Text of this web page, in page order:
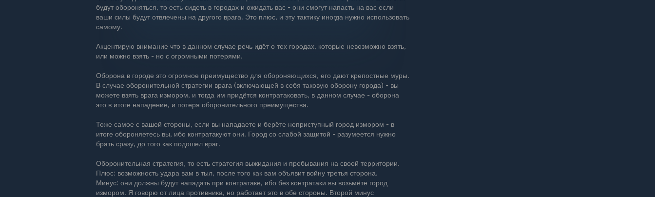
будут обороняться, то есть сидеть в городах и ожидать вас - они смогут напасть на вас если
ваши силы будут отвлечены на другого врага. Это плюс, и эту тактику иногда нужно использовать
самому.
Акцентирую внимание что в данном случае речь идёт о тех городах, которые невозможно взять,
или можно взять - но с огромными потерями.
Оборона в городе это огромное преимущество для обороняющихся, его дают крепостные муры.
В случае оборонительной стратегии врага (включающей в себя таковую оборону города) - вы
можете взять врага измором, и тогда им придётся контратаковать, в данном случае - оборона
это в итоге нападение, и потеря оборонительного преимущества.
Тоже самое с вашей стороны, если вы нападаете и берёте неприступный город измором - в
итоге обороняетесь вы, ибо контратакуют они. Город со слабой защитой - разумеется нужно
брать сразу, до того как подошел враг.
Оборонительная стратегия, то есть стратегия выжидания и пребывания на своей территории.
Плюс: возможность удара вам в тыл, после того как вам объявит войну третья сторона.
Минус: они должны будут нападать при контратаке, ибо без контратаки вы возьмёте город
измором. Я говорю от лица противника, но работает это в обе стороны. Второй минус